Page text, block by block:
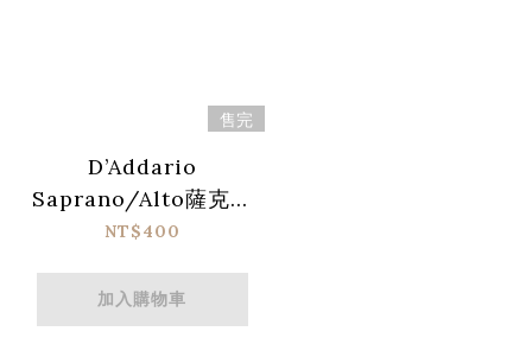
售完
D’Addario
Saprano/Alto薩克斯
風共用款背帶(金屬鈎)
NT$400
加入購物車